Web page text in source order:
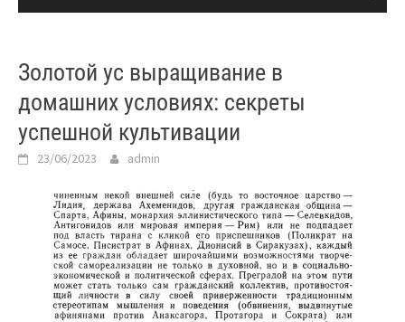
Золотой ус выращивание в
домашних условиях: секреты
успешной культивации
23/06/2023 admin